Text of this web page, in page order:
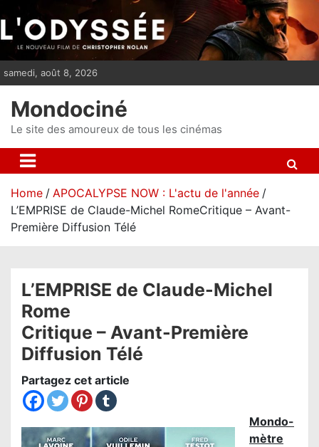
i
p
n
samedi, août 8, 2026
Mondociné
Le site des amoureux de tous les cinémas
Home
APOCALYPSE NOW : L'actu de l'année
L’EMPRISE de Claude-Michel RomeCritique – Avant-
Première Diffusion Télé
L’EMPRISE de Claude-Michel
Rome
Critique – Avant-Première
Diffusion Télé
Partagez cet article
Mondo-
mètre